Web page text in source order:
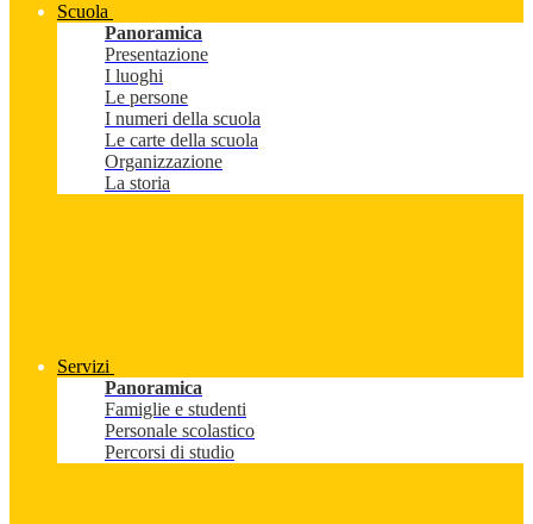
Scuola
Panoramica
Presentazione
I luoghi
Le persone
I numeri della scuola
Le carte della scuola
Organizzazione
La storia
Servizi
Panoramica
Famiglie e studenti
Personale scolastico
Percorsi di studio